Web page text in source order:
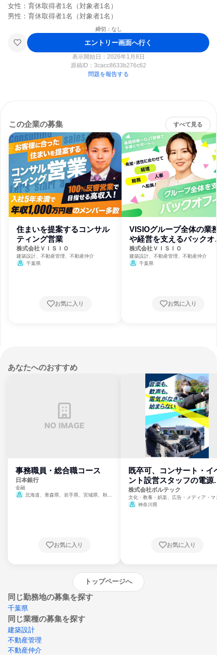
女性：育休取得者1名（対象者1名）
締切：なし
エントリー画面へ行く
表示開始日：2026年1月8日
原稿ID： 3cacc8633b276c62
問題を報告する
この企業の募集 すべて見る
住まいを提案するコンサル
ティング営業
株式会社ＶＩＳＩＯ
建築設計、不動産管理、不動産仲介
千葉県
お気に入り
VISIOグループ全体の業
や経営を支えるバックオ
ィス業務
株式会社ＶＩＳＩＯ
建築設計、不動産管理、不動産仲介
千葉県
お気に入り
あなたへのおすすめ
事務職員・総合職コース
日本銀行
金融
北海道、青森県、岩手県、宮城県、秋田
崎県、熊本県、大分県、宮崎県、鹿児島県、
お気に入り
既卒可、コンサート・イ
ント設営スタッフの電源
門
株式会社ボルテック
文化・教養・娯楽、広告・メディア・マ
ミ、電力・ガス・水道・エネルギー
神奈川県
お気に入り
トップページへ
同じ勤務地の募集を探す
千葉県
同じ業種の募集を探す
建築設計
不動産管理
不動産仲介